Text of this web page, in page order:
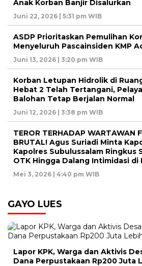
Anak Korban Banjir Disalurkan
Juni 22, 2026 | 5:31 pm WIB
ASDP Prioritaskan Pemulihan
Menyeluruh Pascainsiden KMP
Juni 13, 2026 | 3:20 pm WIB
Korban Letupan Hidrolik di
Hebat 2 Telah Tertangani,
Balohan Tetap Berjalan Normal
Juni 12, 2026 | 3:38 pm WIB
TEROR TERHADAP WARTAWAN
BRUTAL! Agus Suriadi Minta
Kapolres Subulussalam Ringkus
OTK Hingga Dalang Intimidasi di
Mei 3, 2026 | 4:40 pm WIB
GAYO LUES
Lapor KPK, Warga dan Aktivis
Dana Perpustakaan Rp200 Juta